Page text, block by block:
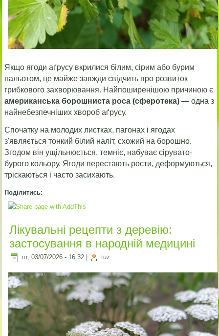
Якщо ягоди аґрусу вкрилися білим, сірим або бурим
нальотом, це майже завжди свідчить про розвиток
грибкового захворювання. Найпоширенішою причиною є
американська борошниста роса (сферотека) — одна з
найнебезпечніших хвороб аґрусу.
Спочатку на молодих листках, пагонах і ягодах
з'являється тонкий білий наліт, схожий на борошно.
Згодом він ущільнюється, темніє, набуває сірувато-
бурого кольору. Ягоди перестають рости, деформуються,
тріскаються і часто засихають.
Поділитись:
Лікувальні рецепти з деревію:
застосування в народній медицині
пт, 03/07/2026 - 16:32 tuz